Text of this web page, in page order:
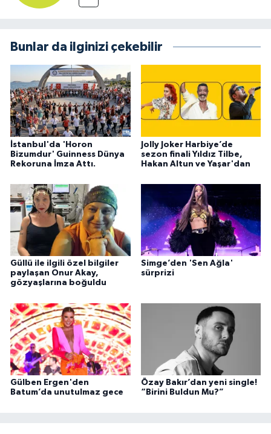
Bunlar da ilginizi çekebilir
İstanbul'da 'Horon
Bizumdur' Guinness Dünya
Rekoruna İmza Attı.
Jolly Joker Harbiye’de
sezon finali Yıldız Tilbe,
Hakan Altun ve Yaşar'dan
Güllü ile ilgili özel bilgiler
paylaşan Onur Akay,
gözyaşlarına boğuldu
Simge’den 'Sen Ağla'
sürprizi
Gülben Ergen'den
Batum’da unutulmaz gece
Özay Bakır’dan yeni single!
“Birini Buldun Mu?”